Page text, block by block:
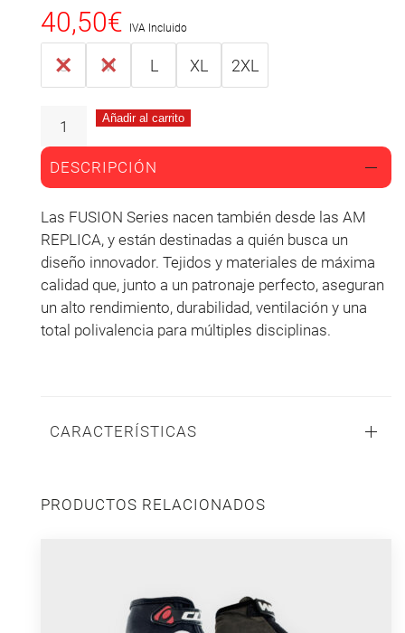
40,50€ IVA Incluido
S M L XL 2XL
Añadir al carrito
DESCRIPCIÓN
Las FUSION Series nacen también desde las AM
REPLICA, y están destinadas a quién busca un
diseño innovador. Tejidos y materiales de máxima
calidad que, junto a un patronaje perfecto, aseguran
un alto rendimiento, durabilidad, ventilación y una
total polivalencia para múltiples disciplinas.
CARACTERÍSTICAS
PRODUCTOS RELACIONADOS